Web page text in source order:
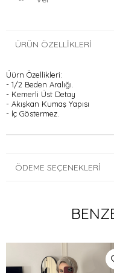
ÜRÜN ÖZELLIKLERI
Üürn Özellikleri:
- 1/2 Beden Aralığı.
- Kemerli Üst Detay
- Akışkan Kumaş Yapısı
- İç Göstermez.
ÖDEME SEÇENEKLERI